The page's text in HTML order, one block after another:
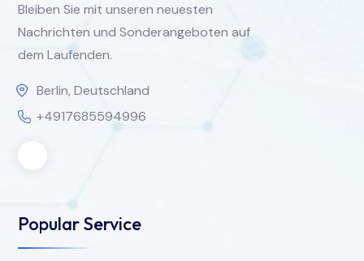
Bleiben Sie mit unseren neuesten
Nachrichten und Sonderangeboten auf
dem Laufenden.
Berlin, Deutschland
+4917685594996
Popular Service